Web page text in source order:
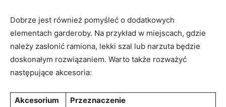
Dobrze jest również pomyśleć o dodatkowych​
elementach garderoby. Na przykład ⁣w miejscach, gdzie⁤
należy zasłonić⁢ ramiona, lekki⁤ szal lub ⁣narzuta‍ będzie
doskonałym⁣ rozwiązaniem. Warto także ​rozważyć
następujące akcesoria:
Akcesorium Przeznaczenie